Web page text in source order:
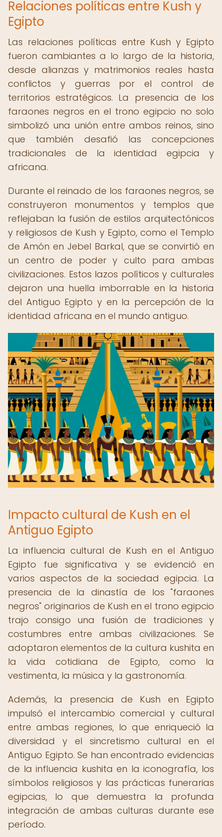
Relaciones políticas entre Kush y
Egipto
Las relaciones políticas entre Kush y Egipto
fueron cambiantes a lo largo de la historia,
desde alianzas y matrimonios reales hasta
conflictos y guerras por el control de
territorios estratégicos. La presencia de los
faraones negros en el trono egipcio no solo
simbolizó una unión entre ambos reinos, sino
que también desafió las concepciones
tradicionales de la identidad egipcia y
africana.
Durante el reinado de los faraones negros, se
construyeron monumentos y templos que
reflejaban la fusión de estilos arquitectónicos
y religiosos de Kush y Egipto, como el Templo
de Amón en Jebel Barkal, que se convirtió en
un centro de poder y culto para ambas
civilizaciones. Estos lazos políticos y culturales
dejaron una huella imborrable en la historia
del Antiguo Egipto y en la percepción de la
identidad africana en el mundo antiguo.
Impacto cultural de Kush en el
Antiguo Egipto
La influencia cultural de Kush en el Antiguo
Egipto fue significativa y se evidenció en
varios aspectos de la sociedad egipcia. La
presencia de la dinastía de los "faraones
negros" originarios de Kush en el trono egipcio
trajo consigo una fusión de tradiciones y
costumbres entre ambas civilizaciones. Se
adoptaron elementos de la cultura kushita en
la vida cotidiana de Egipto, como la
vestimenta, la música y la gastronomía.
Además, la presencia de Kush en Egipto
impulsó el intercambio comercial y cultural
entre ambas regiones, lo que enriqueció la
diversidad y el sincretismo cultural en el
Antiguo Egipto. Se han encontrado evidencias
de la influencia kushita en la iconografía, los
símbolos religiosos y las prácticas funerarias
egipcias, lo que demuestra la profunda
integración de ambas culturas durante ese
período.